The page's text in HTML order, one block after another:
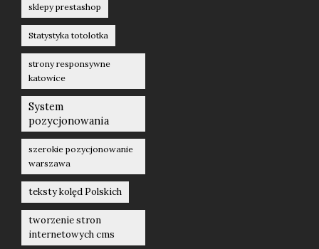
sklepy prestashop
Statystyka totolotka
strony responsywne
katowice
System
pozycjonowania
szerokie pozycjonowanie
warszawa
teksty kolęd Polskich
tworzenie stron
internetowych cms